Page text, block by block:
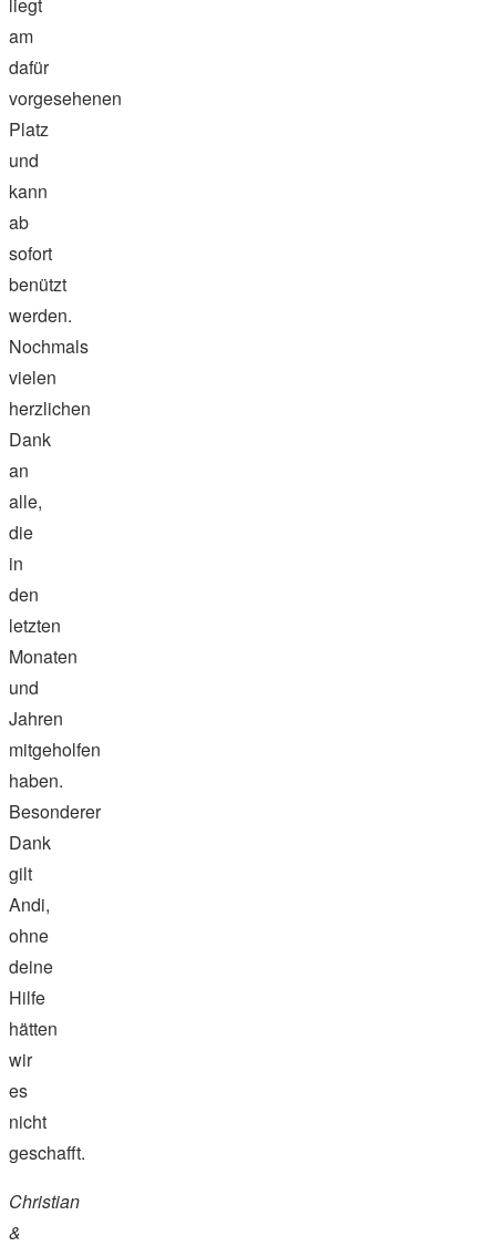
am
dafür
vorgesehenen
Platz
und
kann
ab
sofort
benützt
werden.
Nochmals
vielen
herzlichen
Dank
an
alle,
die
in
den
letzten
Monaten
und
Jahren
mitgeholfen
haben.
Besonderer
Dank
gilt
Andi,
ohne
deine
Hilfe
hätten
wir
es
nicht
geschafft.
Christian
&